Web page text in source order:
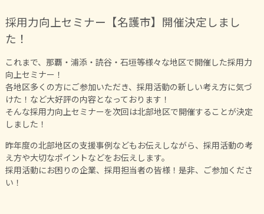
採用力向上セミナー【名護市】開催決定しまし
た！
これまで、那覇・浦添・読谷・石垣等様々な地区で開催した採用力
向上セミナー！
各地区多くの方にご参加いただき、採用活動の新しい考え方に気づ
けた！など大好評の内容となっております！
そんな採用力向上セミナーを次回は北部地区で開催することが決定
しました！
昨年度の北部地区の支援事例などもお伝えしながら、採用活動の考
え方や大切なポイントなどをお伝えします。
採用活動にお困りの企業、採用担当者の皆様！是非、ご参加くださ
い！